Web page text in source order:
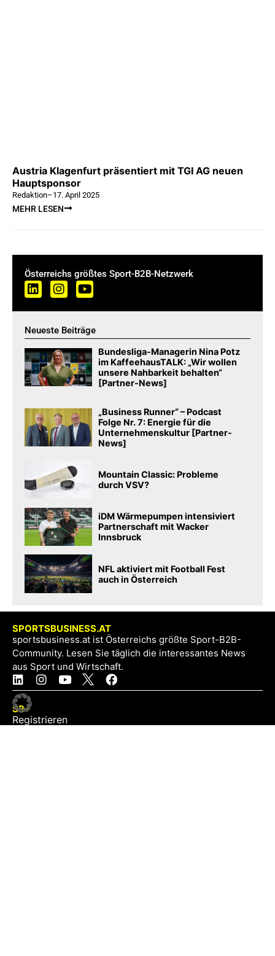
Austria Klagenfurt präsentiert mit TGI AG neuen
Hauptsponsor
Redaktion–17. April 2025
MEHR LESEN
Österreichs größtes Sport-B2B-Netzwerk
Neueste Beiträge
Bundesliga-Managerin Nina Potz
im KaffeehausTALK: „Wir wollen
unsere Nahbarkeit behalten“
[Partner-News]
„Business Runner“ – Podcast
Folge Nr. 7: Energie für die
Unternehmenskultur [Partner-
News]
Mountain Classic: Probleme
durch VSV?
iDM Wärmepumpen intensiviert
Partnerschaft mit Wacker
Innsbruck
NFL aktiviert mit Football Fest
auch in Österreich
SPORTSBUSINESS.AT
sportsbusiness.at ist Österreichs größte Sport-B2B-
Community. Lesen Sie täglich die interessantes News
aus Sport und Wirtschaft.
SB+
Registrieren